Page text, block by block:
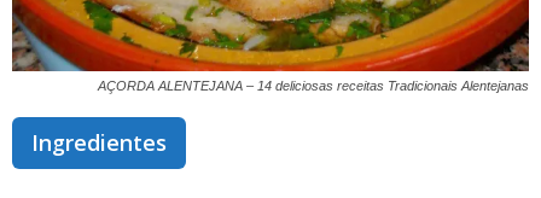
AÇORDA ALENTEJANA – 14 deliciosas receitas Tradicionais Alentejanas
Ingredientes